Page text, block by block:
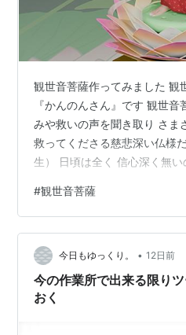
観世音菩薩作ってみました 観
『かんのんさん』です 観世
みや救いの声を聞き取り さま
救ってくださる慈悲深い仏様
生） 日頃は全く 信心深く無
（汗）
#観世音菩薩
今日もゆっくり。 • 12日前
今の作業所で出来る限り
おく